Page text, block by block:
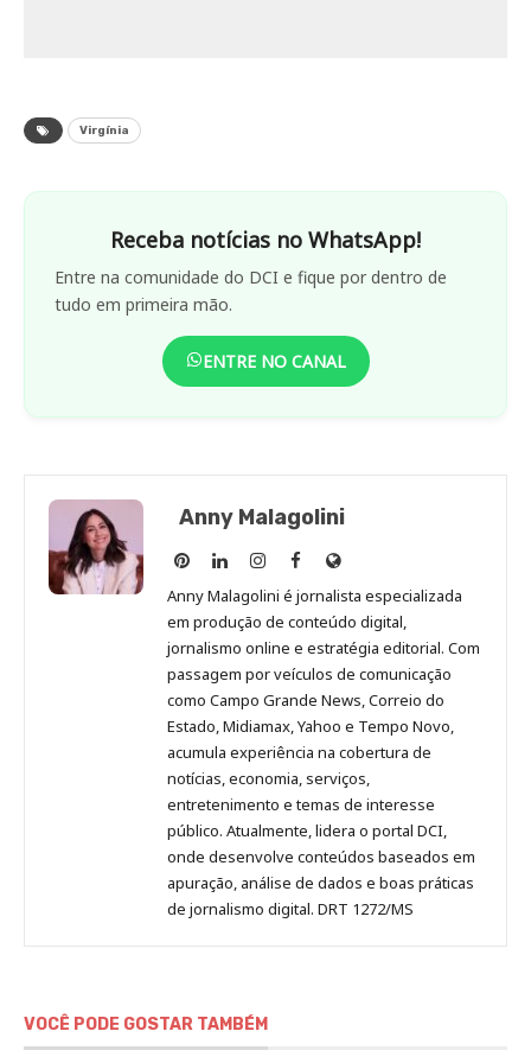
Virgínia
Receba notícias no WhatsApp!
Entre na comunidade do DCI e fique por dentro de
tudo em primeira mão.
ENTRE NO CANAL
Anny Malagolini
Anny
Malagolini
no
Pinterest
Anny
Malagolini
no
LinkedIn
Anny
Malagolini
no
Instagram
Anny
Malagolini
no
Facebook
Site
de
Anny
Malagolini
Anny Malagolini é jornalista especializada
em produção de conteúdo digital,
jornalismo online e estratégia editorial. Com
passagem por veículos de comunicação
como Campo Grande News, Correio do
Estado, Midiamax, Yahoo e Tempo Novo,
acumula experiência na cobertura de
notícias, economia, serviços,
entretenimento e temas de interesse
público. Atualmente, lidera o portal DCI,
onde desenvolve conteúdos baseados em
apuração, análise de dados e boas práticas
de jornalismo digital. DRT 1272/MS
VOCÊ PODE GOSTAR TAMBÉM